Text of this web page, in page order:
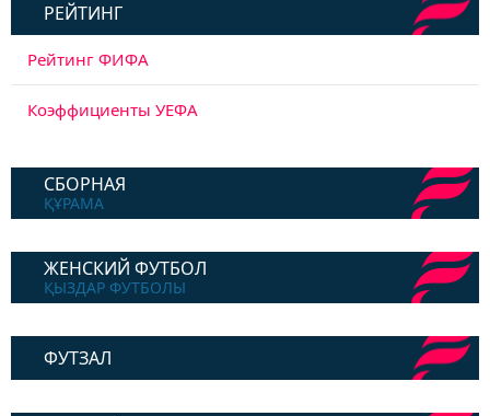
РЕЙТИНГ
Рейтинг ФИФА
Коэффициенты УЕФА
СБОРНАЯ
ҚҰРАМА
ЖЕНСКИЙ ФУТБОЛ
ҚЫЗДАР ФУТБОЛЫ
ФУТЗАЛ